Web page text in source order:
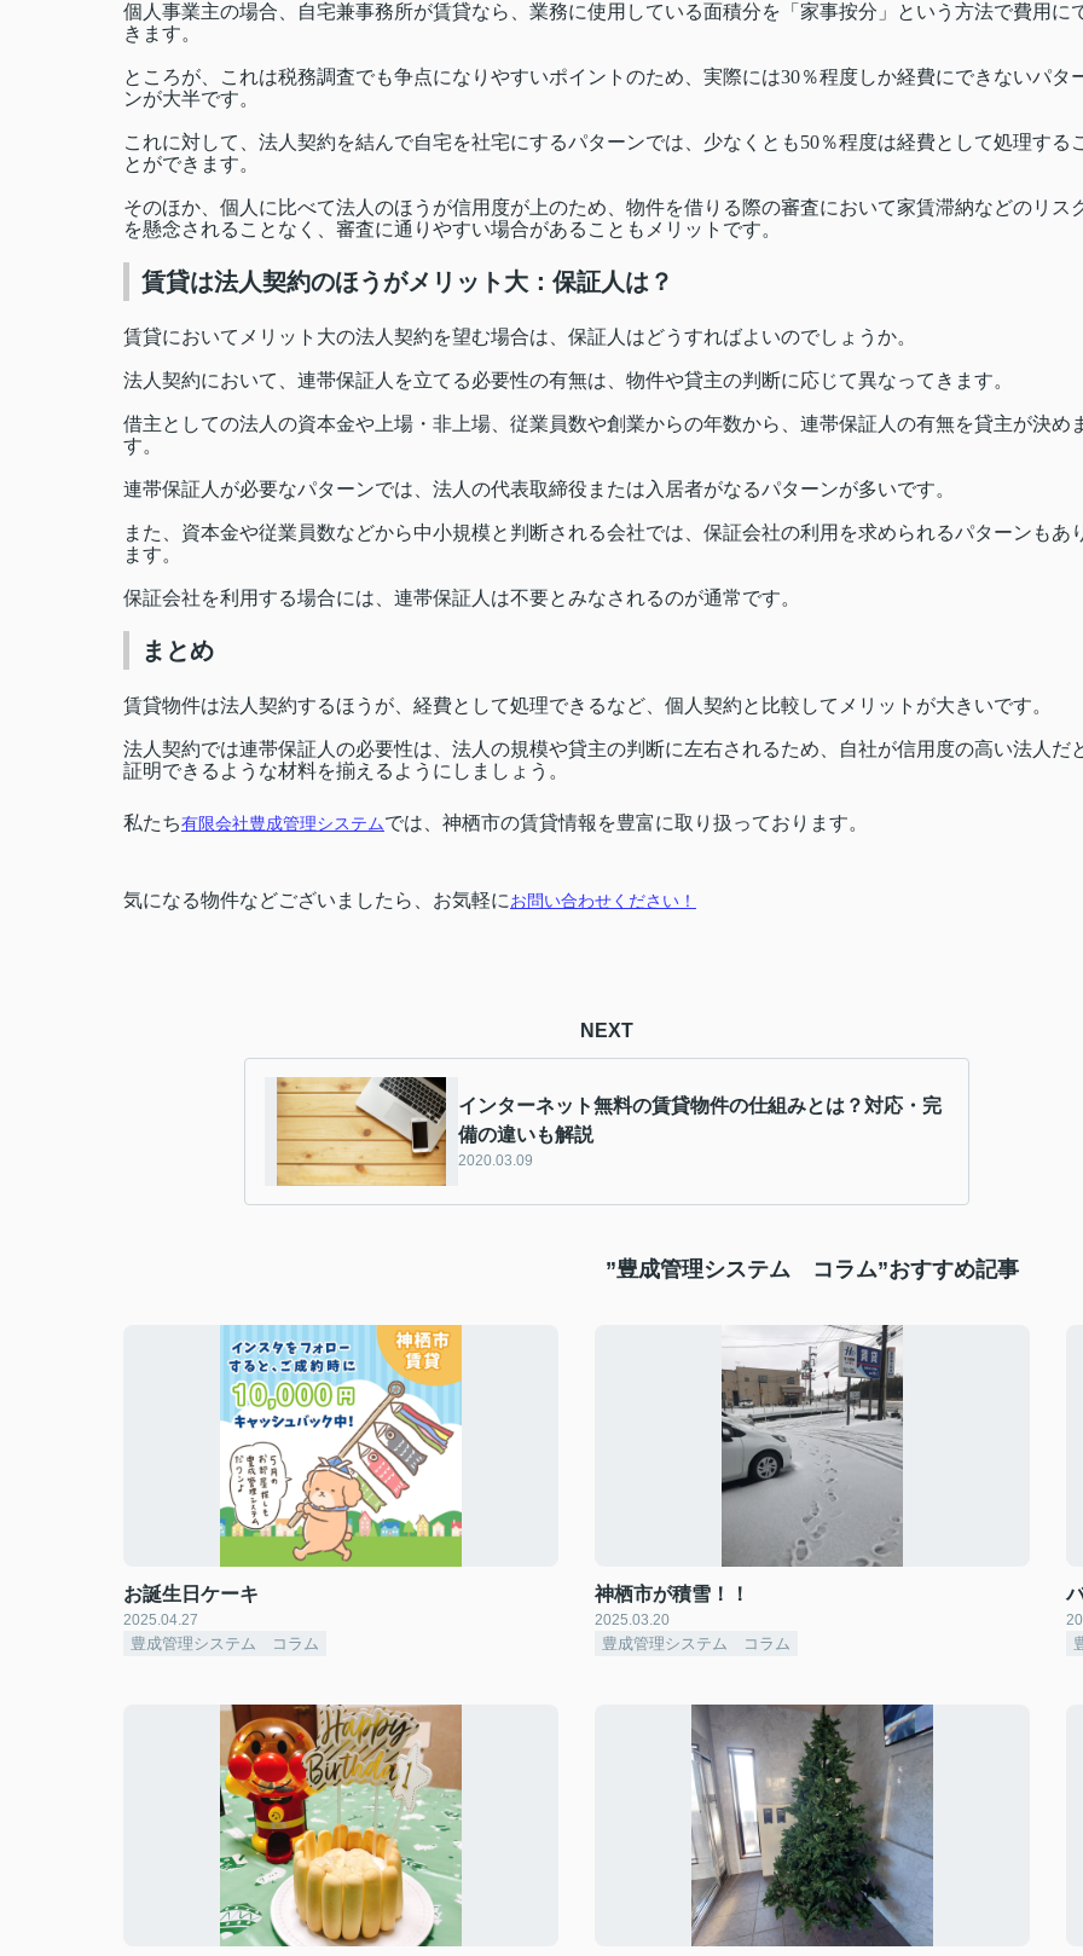
個人事業主の場合、自宅兼事務所が賃貸なら、業務に使用している面積分を「家事按分」という方法で費用に
きます。
ところが、これは税務調査でも争点になりやすいポイントのため、実際には30％程度しか経費にできないパタ
ンが大半です。
これに対して、法人契約を結んで自宅を社宅にするパターンでは、少なくとも50％程度は経費として処理する
とができます。
そのほか、個人に比べて法人のほうが信用度が上のため、物件を借りる際の審査において家賃滞納などのリス
を懸念されることなく、審査に通りやすい場合があることもメリットです。
賃貸は法人契約のほうがメリット大：保証人は？
賃貸においてメリット大の法人契約を望む場合は、保証人はどうすればよいのでしょうか。
法人契約において、連帯保証人を立てる必要性の有無は、物件や貸主の判断に応じて異なってきます。
借主としての法人の資本金や上場・非上場、従業員数や創業からの年数から、連帯保証人の有無を貸主が決め
す。
連帯保証人が必要なパターンでは、法人の代表取締役または入居者がなるパターンが多いです。
また、資本金や従業員数などから中小規模と判断される会社では、保証会社の利用を求められるパターンもあ
ます。
保証会社を利用する場合には、連帯保証人は不要とみなされるのが通常です。
まとめ
賃貸物件は法人契約するほうが、経費として処理できるなど、個人契約と比較してメリットが大きいです。
法人契約では連帯保証人の必要性は、法人の規模や貸主の判断に左右されるため、自社が信用度の高い法人だ
証明できるような材料を揃えるようにしましょう。
私たち有限会社豊成管理システムでは、神栖市の賃貸情報を豊富に取り扱っております。
気になる物件などございましたら、お気軽にお問い合わせください！
NEXT
インターネット無料の賃貸物件の仕組みとは？対応・完
備の違いも解説
2020.03.09
”豊成管理システム コラム”おすすめ記事
お誕生日ケーキ
2025.04.27
豊成管理システム コラム
神栖市が積雪！！
2025.03.20
豊成管理システム コラム